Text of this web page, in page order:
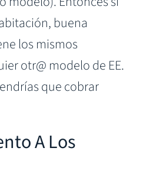
buena
los mismos
otr@ modelo de EE.
que cobrar
A Los